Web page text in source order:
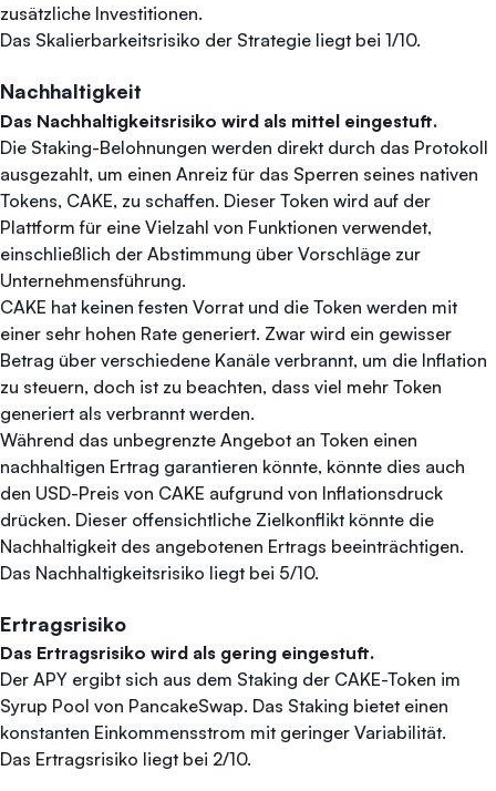
zusätzliche Investitionen.
Das Skalierbarkeitsrisiko der Strategie liegt bei 1/10.
Nachhaltigkeit
Das Nachhaltigkeitsrisiko wird als mittel eingestuft.
Die Staking-Belohnungen werden direkt durch das Protokoll
ausgezahlt, um einen Anreiz für das Sperren seines nativen
Tokens, CAKE, zu schaffen. Dieser Token wird auf der
Plattform für eine Vielzahl von Funktionen verwendet,
einschließlich der Abstimmung über Vorschläge zur
Unternehmensführung.
CAKE hat keinen festen Vorrat und die Token werden mit
einer sehr hohen Rate generiert. Zwar wird ein gewisser
Betrag über verschiedene Kanäle verbrannt, um die Inflation
zu steuern, doch ist zu beachten, dass viel mehr Token
generiert als verbrannt werden.
Während das unbegrenzte Angebot an Token einen
nachhaltigen Ertrag garantieren könnte, könnte dies auch
den USD-Preis von CAKE aufgrund von Inflationsdruck
drücken. Dieser offensichtliche Zielkonflikt könnte die
Nachhaltigkeit des angebotenen Ertrags beeinträchtigen.
Das Nachhaltigkeitsrisiko liegt bei 5/10.
Ertragsrisiko
Das Ertragsrisiko wird als gering eingestuft.
Der APY ergibt sich aus dem Staking der CAKE-Token im
Syrup Pool von PancakeSwap. Das Staking bietet einen
konstanten Einkommensstrom mit geringer Variabilität.
Das Ertragsrisiko liegt bei 2/10.